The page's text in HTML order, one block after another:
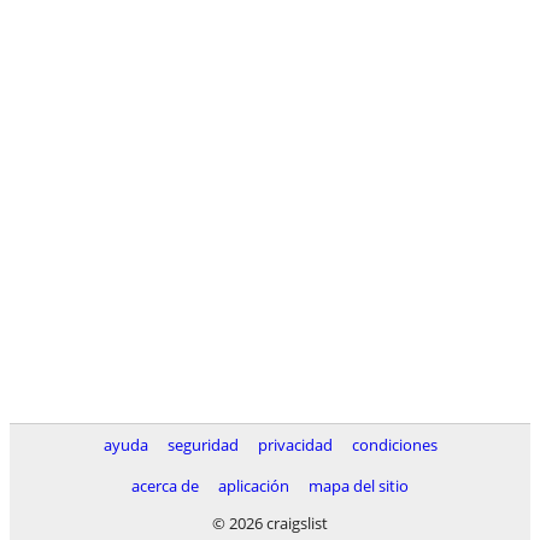
ayuda seguridad privacidad
condiciones
acerca de
aplicación
mapa del sitio
© 2026 craigslist